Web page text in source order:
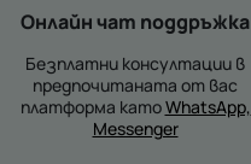
Онлайн чат поддръжка
Безплатни консултации в
предпочитаната от вас
платформа катоWhatsApp,
Messenger